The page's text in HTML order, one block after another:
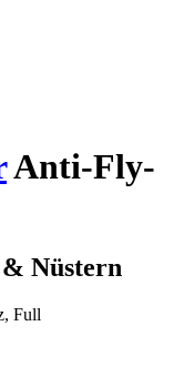
Anti-Fly-
Nüstern
Full